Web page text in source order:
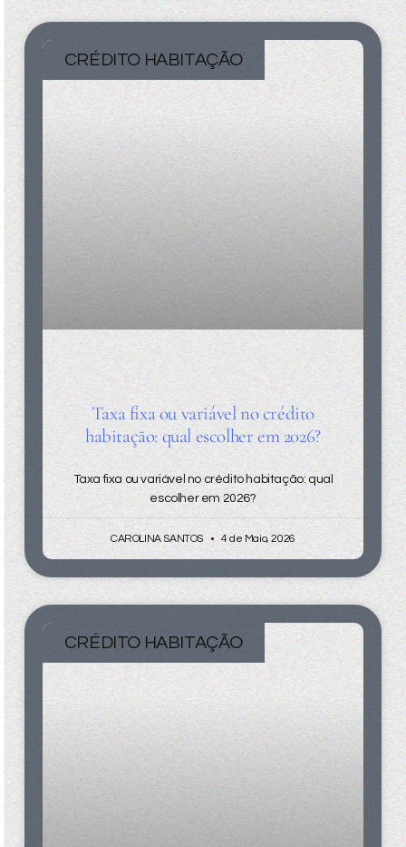
CRÉDITO HABITAÇÃO
Taxa fixa ou variável no crédito
habitação: qual escolher em 2026?
Taxa fixa ou variável no crédito habitação: qual
escolher em 2026?
CAROLINA SANTOS 4 de Maio, 2026
CRÉDITO HABITAÇÃO